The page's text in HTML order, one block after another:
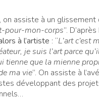
assiste à un glissement
pour-mon-corps”.
à l’artiste : “L’art c’est
je suis l’art parce
tienne que la mienne
ma vie”. On assiste à
développant des